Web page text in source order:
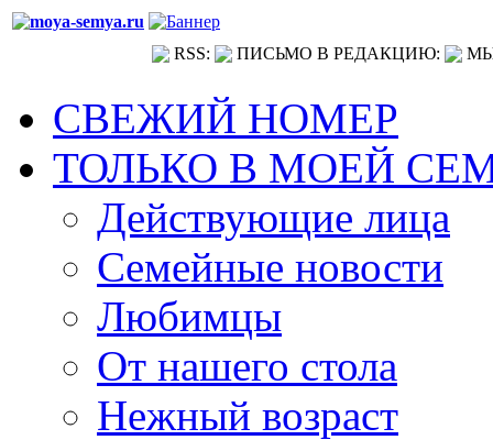
RSS: ПИСЬМО В РЕДАКЦИЮ:
СВЕЖИЙ НОМЕР
ТОЛЬКО В МОЕЙ
Действующие лица
Семейные новости
Любимцы
От нашего стола
Нежный возраст